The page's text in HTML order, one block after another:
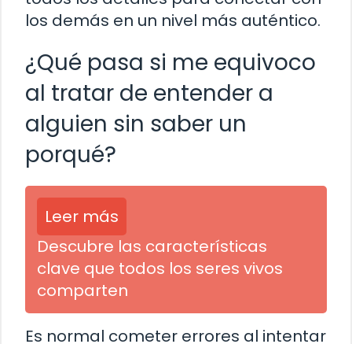
los demás en un nivel más auténtico.
¿Qué pasa si me equivoco
al tratar de entender a
alguien sin saber un
porqué?
Leer más
Descubre las características
clave que todos los seres vivos
comparten
Es normal cometer errores al intentar